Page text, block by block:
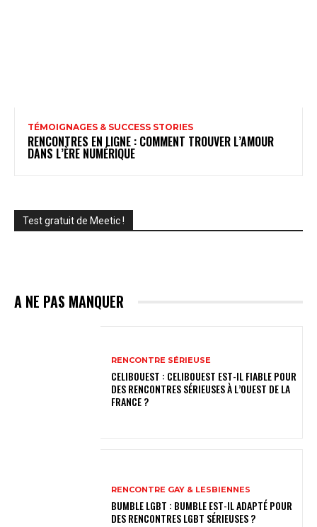
TÉMOIGNAGES & SUCCESS STORIES
RENCONTRES EN LIGNE : COMMENT TROUVER L’AMOUR
DANS L’ÈRE NUMÉRIQUE
Test gratuit de Meetic !
A NE PAS MANQUER
RENCONTRE SÉRIEUSE
CELIBOUEST : CELIBOUEST EST-IL FIABLE POUR
DES RENCONTRES SÉRIEUSES À L’OUEST DE LA
FRANCE ?
RENCONTRE GAY & LESBIENNES
BUMBLE LGBT : BUMBLE EST-IL ADAPTÉ POUR
DES RENCONTRES LGBT SÉRIEUSES ?